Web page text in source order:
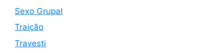
Sexo Grupal
Traição
Travesti